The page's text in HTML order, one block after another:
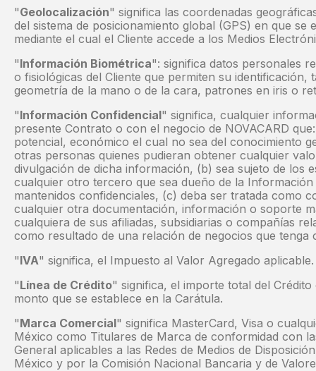
"Geolocalización" significa las coordenadas
del sistema de posicionamiento global (GPS) en que se
mediante el cual el Cliente accede a los Medios
"Información Biométrica": significa datos personales
o fisiológicas del Cliente que permiten su identificación,
geometría de la mano o de la cara, patrones en iris o
"Información Confidencial" significa, cualquier
presente Contrato o con el negocio de NOVACARD
potencial, económico el cual no sea del conocimiento
otras personas quienes pudieran obtener cualquier
divulgación de dicha información, (b) sea sujeto de los
cualquier otro tercero que sea dueño de la Información
mantenidos confidenciales, (c) deba ser tratada como
cualquier otra documentación, información o soporte
cualquiera de sus afiliadas, subsidiarias o compañías
como resultado de una relación de negocios que tenga
"IVA" significa, el Impuesto al Valor Agregado aplicable.
"Línea de Crédito" significa, el importe total del
monto que se establece en la Carátula.
"Marca Comercial" significa MasterCard, Visa o
México como Titulares de Marca de conformidad con
General aplicables a las Redes de Medios de
México y por la Comisión Nacional Bancaria y de